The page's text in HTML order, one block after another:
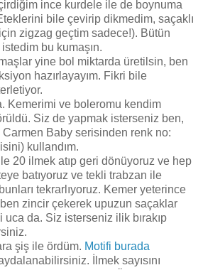
ince kurdele ile de boynuma
bile çevirip dikmedim, saçaklı
için zigzag geçtim sadece!). Bütün
bu kumaşın.
yine bol miktarda üretilsin, ben
hazırlayayım. Fikri bile
Kemerimi ve boleromu kendim
Siz de yapmak isterseniz ben,
Baby serisinden renk no:
kullandım.
20 ilmek atıp geri dönüyoruz ve hep
batıyoruz ve tekli trabzan ile
tekrarlıyoruz. Kemer yeterince
ben zincir çekerek upuzun saçaklar
uca da. Siz isterseniz ilik bırakıp
şiş ile ördüm. Motifi burada
İlmek sayısını